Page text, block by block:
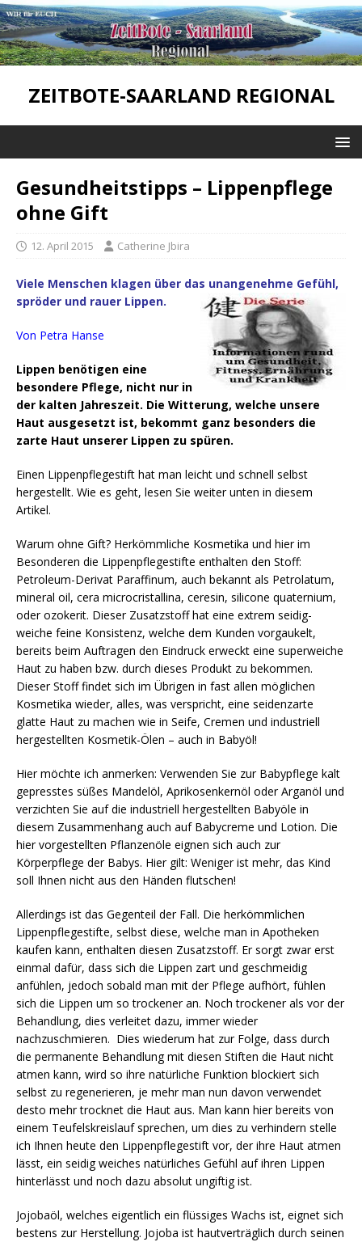
ZEITBOTE-SAARLAND REGIONAL
Gesundheitstipps – Lippenpflege
ohne Gift
12. April 2015 Catherine Jbira
Viele Menschen klagen über das unangenehme Gefühl,
spröder und rauer Lippen.
Von Petra Hanse
Lippen benötigen eine
besondere Pflege, nicht nur in
der kalten Jahreszeit. Die Witterung, welche unsere
Haut ausgesetzt ist, bekommt ganz besonders die
zarte Haut unserer Lippen zu spüren.
Einen Lippenpflegestift hat man leicht und schnell selbst
hergestellt. Wie es geht, lesen Sie weiter unten in diesem
Artikel.
Warum ohne Gift? Herkömmliche Kosmetika und hier im
Besonderen die Lippenpflegestifte enthalten den Stoff:
Petroleum-Derivat Paraffinum, auch bekannt als Petrolatum,
mineral oil, cera microcristallina, ceresin, silicone quaternium,
oder ozokerit. Dieser Zusatzstoff hat eine extrem seidig-
weiche feine Konsistenz, welche dem Kunden vorgaukelt,
bereits beim Auftragen den Eindruck erweckt eine superweiche
Haut zu haben bzw. durch dieses Produkt zu bekommen.
Dieser Stoff findet sich im Übrigen in fast allen möglichen
Kosmetika wieder, alles, was verspricht, eine seidenzarte
glatte Haut zu machen wie in Seife, Cremen und industriell
hergestellten Kosmetik-Ölen – auch in Babyöl!
Hier möchte ich anmerken: Verwenden Sie zur Babypflege kalt
gepresstes süßes Mandelöl, Aprikosenkernöl oder Arganöl und
verzichten Sie auf die industriell hergestellten Babyöle in
diesem Zusammenhang auch auf Babycreme und Lotion. Die
hier vorgestellten Pflanzenöle eignen sich auch zur
Körperpflege der Babys. Hier gilt: Weniger ist mehr, das Kind
soll Ihnen nicht aus den Händen flutschen!
Allerdings ist das Gegenteil der Fall. Die herkömmlichen
Lippenpflegestifte, selbst diese, welche man in Apotheken
kaufen kann, enthalten diesen Zusatzstoff. Er sorgt zwar erst
einmal dafür, dass sich die Lippen zart und geschmeidig
anfühlen, jedoch sobald man mit der Pflege aufhört, fühlen
sich die Lippen um so trockener an. Noch trockener als vor der
Behandlung, dies verleitet dazu, immer wieder
nachzuschmieren. Dies wiederum hat zur Folge, dass durch
die permanente Behandlung mit diesen Stiften die Haut nicht
atmen kann, wird so ihre natürliche Funktion blockiert sich
selbst zu regenerieren, je mehr man nun davon verwendet
desto mehr trocknet die Haut aus. Man kann hier bereits von
einem Teufelskreislauf sprechen, um dies zu verhindern stelle
ich Ihnen heute den Lippenpflegestift vor, der ihre Haut atmen
lässt, ein seidig weiches natürliches Gefühl auf ihren Lippen
hinterlässt und noch dazu absolut ungiftig ist.
Jojobaöl, welches eigentlich ein flüssiges Wachs ist, eignet sich
bestens zur Herstellung. Jojoba ist hautverträglich durch seinen